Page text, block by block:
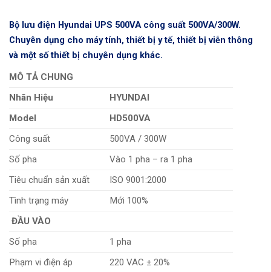
Bộ lưu điện Hyundai UPS 500VA công suất 500VA/300W.
Chuyên dụng cho máy tính, thiết bị y tế, thiết bị viễn thông
và một số thiết bị chuyên dụng khác.
MÔ TẢ CHUNG
Nhãn Hiệu
HYUNDAI
Model
HD500VA
Công suất
500VA / 300W
Số pha
Vào 1 pha – ra 1 pha
Tiêu chuẩn sản xuất
ISO 9001:2000
Tình trạng máy
Mới 100%
ĐẦU VÀO
Số pha
1 pha
Phạm vi điện áp
220 VAC ± 20%